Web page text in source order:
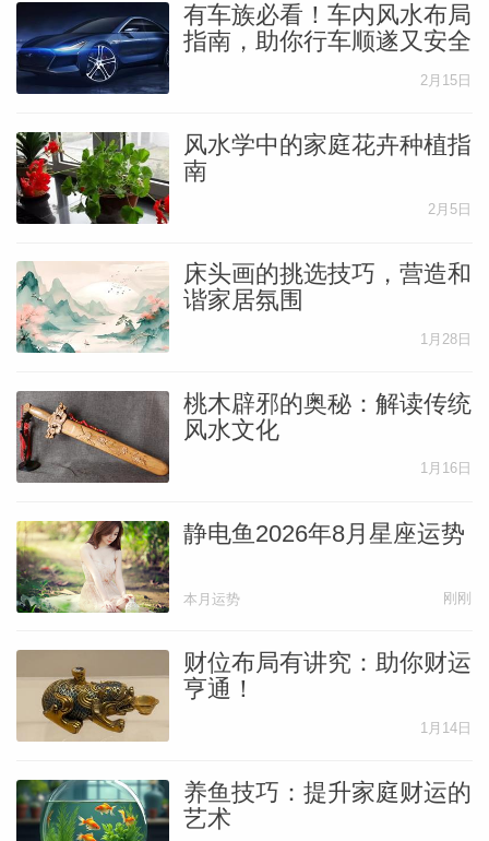
有车族必看！车内风水布局
指南，助你行车顺遂又安全
2月15日
风水学中的家庭花卉种植指
南
2月5日
床头画的挑选技巧，营造和
谐家居氛围
1月28日
桃木辟邪的奥秘：解读传统
风水文化
1月16日
静电鱼2026年8月星座运势
本月运势 刚刚
财位布局有讲究：助你财运
亨通！
1月14日
养鱼技巧：提升家庭财运的
艺术